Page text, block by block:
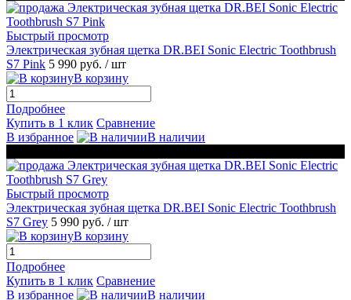
Быстрый просмотр
Электрическая зубная щетка DR.BEI Sonic Electric Toothbrush
S7 Pink 5 990 руб. / шт
В корзину
Подробнее
Купить в 1 клик Сравнение
В избранное
В наличии
Быстрый просмотр
Электрическая зубная щетка DR.BEI Sonic Electric Toothbrush
S7 Grey 5 990 руб. / шт
В корзину
Подробнее
Купить в 1 клик Сравнение
В избранное
В наличии